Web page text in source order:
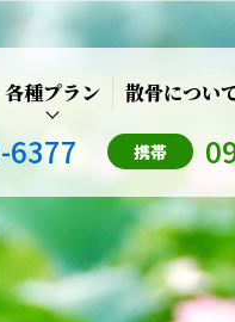
各種プラン
プルプラン
ミリアプラン
ミアムプラン
散骨につい
6377 携帯